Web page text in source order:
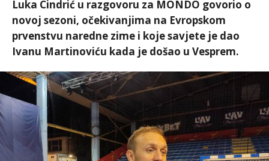
Luka Cindrić u razgovoru za MONDO govorio o
novoj sezoni, očekivanjima na Evropskom
prvenstvu naredne zime i koje savjete je dao
Ivanu Martinoviću kada je došao u Vesprem.